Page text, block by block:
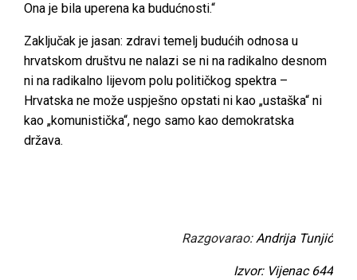
Ona je bila uperena ka budućnosti.“
Zaključak je jasan: zdravi temelj budućih odnosa u
hrvatskom društvu ne nalazi se ni na radikalno desnom
ni na radikalno lijevom polu političkog spektra –
Hrvatska ne može uspješno opstati ni kao „ustaška“ ni
kao „komunistička“, nego samo kao demokratska
država.
Razgovarao:Andrija Tunjić
Izvor: Vijenac 644